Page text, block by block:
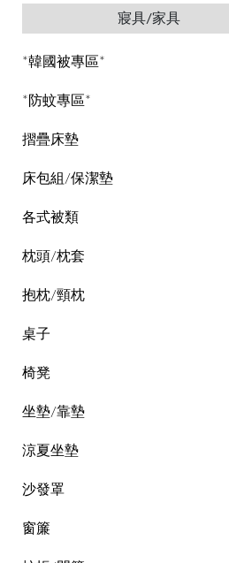
寢具/家具
*韓國被專區*
*防蚊專區*
摺疊床墊
床包組/保潔墊
各式被類
枕頭/枕套
抱枕/頸枕
桌子
椅凳
坐墊/靠墊
涼夏坐墊
沙發罩
窗簾